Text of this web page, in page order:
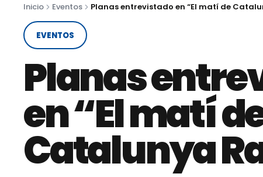
Inicio Eventos
EVENTOS
Planas
en “El matí
Catalunya